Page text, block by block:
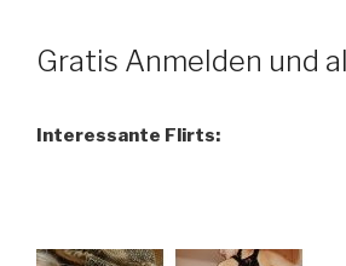
Gratis Anmelden und
Interessante Flirts: